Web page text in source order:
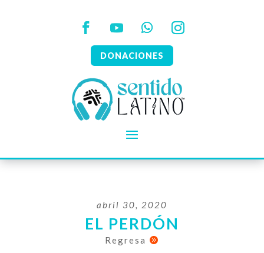
DONACIONES
abril 30, 2020
EL PERDÓN
Regresa 